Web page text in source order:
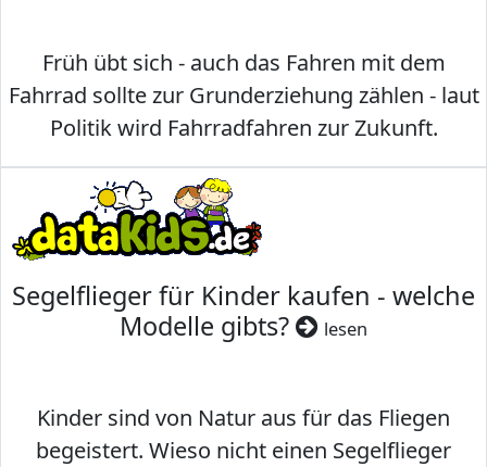
Früh übt sich - auch das Fahren mit dem
Fahrrad sollte zur Grunderziehung zählen - laut
Politik wird Fahrradfahren zur Zukunft.
Segelflieger für Kinder kaufen - welche
Modelle gibts?
lesen
Kinder sind von Natur aus für das Fliegen
begeistert. Wieso nicht einen Segelflieger